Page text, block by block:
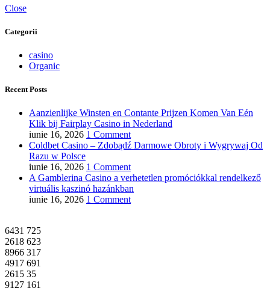
Close
Categorii
casino
Organic
Recent Posts
Aanzienlijke Winsten en Contante Prijzen Komen Van Eén
Klik bij Fairplay Casino in Nederland
iunie 16, 2026 1 Comment
Coldbet Casino – Zdobądź Darmowe Obroty i Wygrywaj Od
Razu w Polsce
iunie 16, 2026 1 Comment
A Gamblerina Casino a verhetetlen promóciókkal rendelkező
virtuális kaszinó hazánkban
iunie 16, 2026 1 Comment
6431 725
2618 623
8966 317
4917 691
2615 35
9127 161